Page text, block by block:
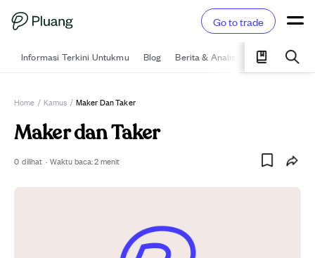
Go to trade
Informasi Terkini Untukmu Blog Berita & Analisis Pelajari
Home / Kamus / Maker Dan Taker
Maker dan Taker
0 dilihat · Waktu baca:2menit